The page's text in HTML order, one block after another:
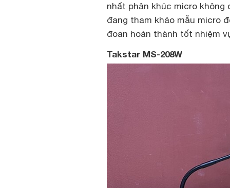
nhất phân khúc micro không
đang tham khảo mẫu micro
đoan hoàn thành tốt nhiệm
Takstar MS-208W